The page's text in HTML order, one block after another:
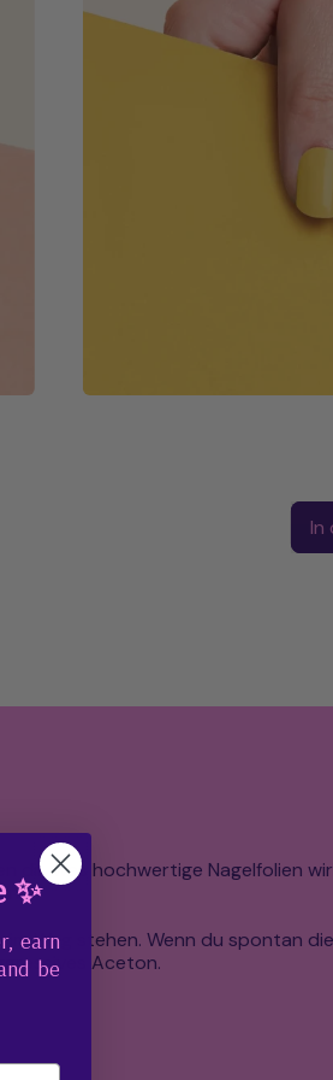
Normaler Preis
In
dir, was hochwertige Nagelfolien
Weg stehen. Wenn du spontan
Aceton.
✨
earn
be